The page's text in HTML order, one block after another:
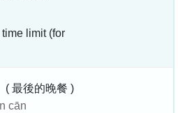
limit (for
( 最後的晚餐 )
cān